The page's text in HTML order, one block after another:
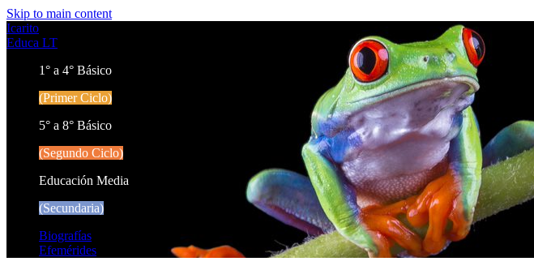
Skip to main content
Icarito
Educa LT
1° a 4° Básico
(Primer Ciclo)
5° a 8° Básico
(Segundo Ciclo)
Educación Media
(Secundaria)
Biografías
Efemérides